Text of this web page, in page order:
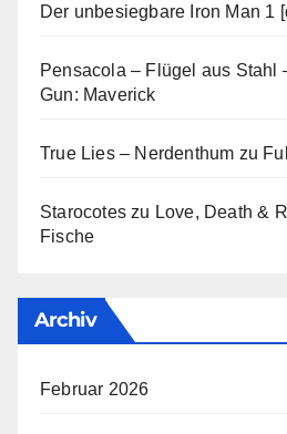
Der unbesiegbare Iron Man 1
Pensacola – Flügel aus Stahl
Gun: Maverick
True Lies – Nerdenthum zu
Starocotes zu Love, Death &
Fische
Archiv
Februar 2026